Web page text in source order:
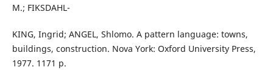
M.; FIKSDAHL-
KING, Ingrid; ANGEL, Shlomo. A pattern language: towns,
buildings, construction. Nova York: Oxford University Press,
1977. 1171 p.